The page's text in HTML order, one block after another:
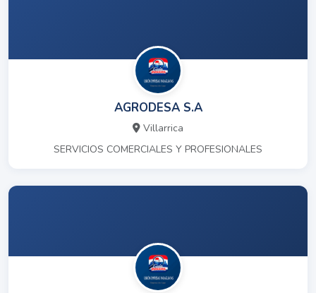
AGRODESA S.A
Villarrica
SERVICIOS COMERCIALES Y PROFESIONALES